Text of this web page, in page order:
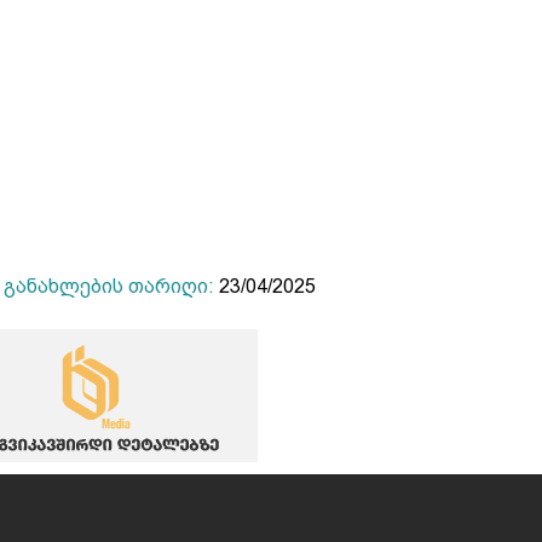
თარიღი: 23/04/2025